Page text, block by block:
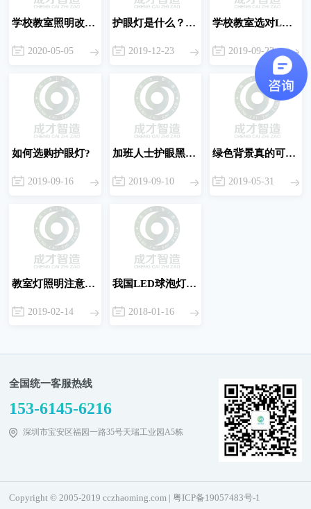
学校教室照明改造方案的背景和优势
2020-05-05
护眼灯是什么？护眼灯真的能护眼吗？
2019-12-23
学校教室选对LED护眼灯的好处!
2019-09-23
如何选购护眼灯?
2019-09-16
加班人士护眼黑科技
2019-09-10
绿色背景真的可以护眼吗？
2019-05-31
教室灯照明注意事项
2019-02-14
我国LED球泡灯专利技术状况及趋势分析
2018-01-16
全国统一客服热线
153-6145-6216
深圳市宝安区福园一路35号天瑞工业园A5栋
Copyright © 2005-2019 cczhaoming.com |粤ICP备19057483号-1